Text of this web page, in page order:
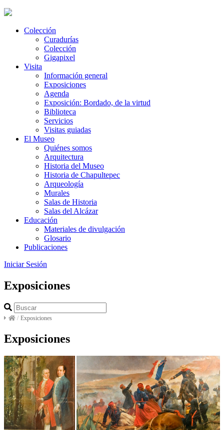
Colección
Curadurías
Colección
Gigapixel
Visita
Información general
Exposiciones
Agenda
Exposición: Bordado, de la virtud
Biblioteca
Servicios
Visitas guiadas
El Museo
Quiénes somos
Arquitectura
Historia del Museo
Historia de Chapultepec
Arqueología
Murales
Salas de Historia
Salas del Alcázar
Educación
Materiales de divulgación
Glosario
Publicaciones
Iniciar Sesión
Exposiciones
/ Exposiciones
Exposiciones